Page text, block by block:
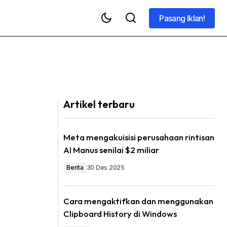
Pasang Iklan!
Artikel terbaru
Meta mengakuisisi perusahaan rintisan
AI Manus senilai $2 miliar
Berita 30 Des 2025
Cara mengaktifkan dan menggunakan
Clipboard History di Windows